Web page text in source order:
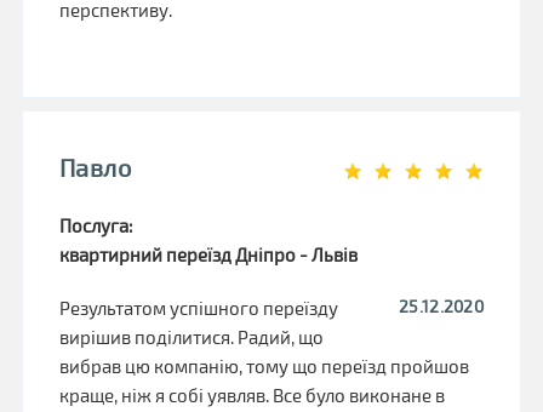
перспективу.
Павло
Послуга:
квартирний переїзд Дніпро - Львів
25.12.2020
Результатом успішного переїзду
вирішив поділитися. Радий, що
вибрав цю компанію, тому що переїзд пройшов
краще, ніж я собі уявляв. Все було виконане в